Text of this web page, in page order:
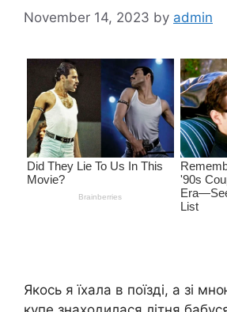
November 14, 2023 by admin
Якось я їхала в поїзді, а зі